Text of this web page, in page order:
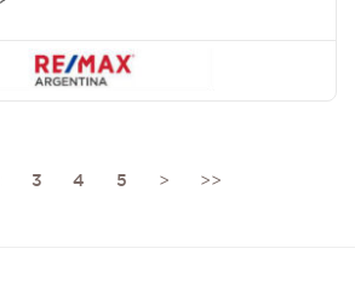
3 4 5 > >>